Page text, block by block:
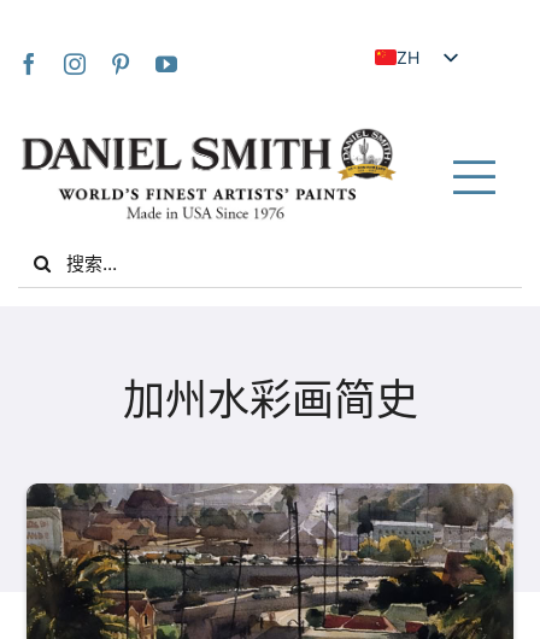
ZH
FR
UK
VI
社区
产品
Search
for:
加州水彩画简史